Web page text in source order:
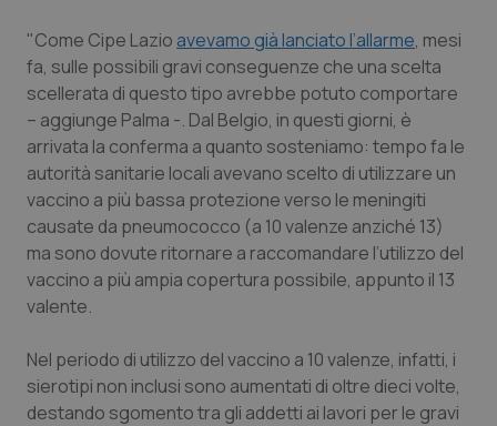
Emilia-Romagna
Friuli Venezia Giulia
Lazio
Liguria
Lombardia
Molise
Colesterolo & coronaropatie
Dermatite Atopica
Diabete & glucometri
Disturbi dell’umore
Dolore
Epatiti
"Come Cipe Lazio avevamo già lanciato l’allarme, mesi
fa, sulle possibili gravi conseguenze che una scelta
scellerata di questo tipo avrebbe potuto comportare
– aggiunge Palma -. Dal Belgio, in questi giorni, è
arrivata la conferma a quanto sosteniamo: tempo fa le
autorità sanitarie locali avevano scelto di utilizzare un
vaccino a più bassa protezione verso le meningiti
causate da pneumococco (a 10 valenze anziché 13)
ma sono dovute ritornare a raccomandare l’utilizzo del
vaccino a più ampia copertura possibile, appunto il 13
valente.
Nel periodo di utilizzo del vaccino a 10 valenze, infatti, i
sierotipi non inclusi sono aumentati di oltre dieci volte,
destando sgomento tra gli addetti ai lavori per le gravi